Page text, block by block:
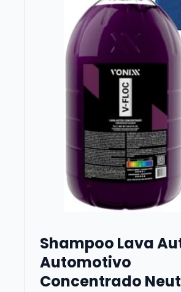
Shampoo Lava
Automotivo
Concentrado